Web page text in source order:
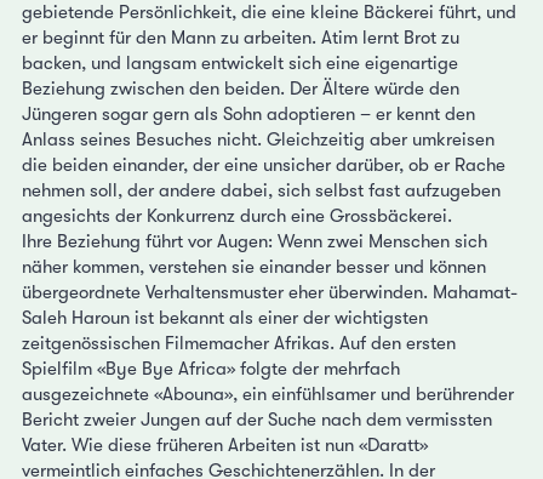
gebietende Persönlichkeit, die eine kleine Bäckerei führt, und
er beginnt für den Mann zu arbeiten. Atim lernt Brot zu
backen, und langsam entwickelt sich eine eigenartige
Beziehung zwischen den beiden. Der Ältere würde den
Jüngeren sogar gern als Sohn adoptieren – er kennt den
Anlass seines Besuches nicht. Gleichzeitig aber umkreisen
die beiden einander, der eine unsicher darüber, ob er Rache
nehmen soll, der andere dabei, sich selbst fast aufzugeben
angesichts der Konkurrenz durch eine Grossbäckerei.
Ihre Beziehung führt vor Augen: Wenn zwei Menschen sich
näher kommen, verstehen sie einander besser und können
übergeordnete Verhaltensmuster eher überwinden. Mahamat-
Saleh Haroun ist bekannt als einer der wichtigsten
zeitgenössischen Filmemacher Afrikas. Auf den ersten
Spielfilm «Bye Bye Africa» folgte der mehrfach
ausgezeichnete «Abouna», ein einfühlsamer und berührender
Bericht zweier Jungen auf der Suche nach dem vermissten
Vater. Wie diese früheren Arbeiten ist nun «Daratt»
vermeintlich einfaches Geschichtenerzählen. In der